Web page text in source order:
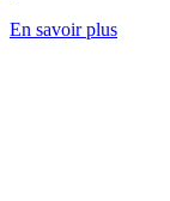
En savoir plus